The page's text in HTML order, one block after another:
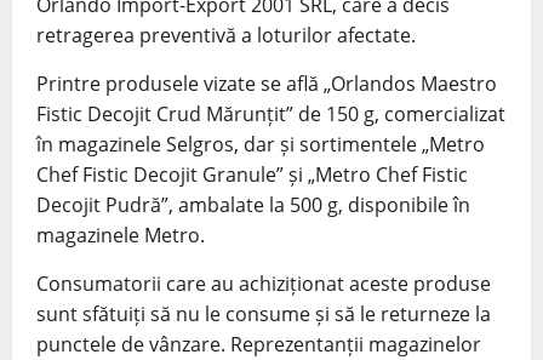
retragerea preventivă a loturilor afectate.
Printre produsele vizate se află „Orlandos Maestro
Fistic Decojit Crud Mărunțit” de 150 g, comercializat
în magazinele Selgros, dar și sortimentele „Metro
Chef Fistic Decojit Granule” și „Metro Chef Fistic
Decojit Pudră”, ambalate la 500 g, disponibile în
magazinele Metro.
Consumatorii care au achiziționat aceste produse
sunt sfătuiți să nu le consume și să le returneze la
punctele de vânzare. Reprezentanții magazinelor